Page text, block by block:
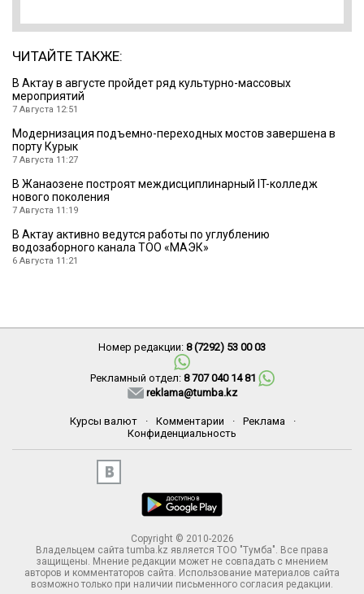
ЧИТАЙТЕ ТАКЖЕ:
В Актау в августе пройдет ряд культурно-массовых
мероприятий
7 Августа 12:51
Модернизация подъемно-переходных мостов завершена в
порту Курык
7 Августа 11:27
В Жанаозене построят междисциплинарный IT-колледж
нового поколения
7 Августа 11:19
В Актау активно ведутся работы по углублению
водозаборного канала ТОО «МАЭК»
6 Августа 11:21
Номер редакции: 8 (7292) 53 00 03
Рекламный отдел: 8 707 040 14 81
reklama@tumba.kz
Курсы валют · Комментарии · Реклама
·
Конфиденциальность
Copyright © 2010-2026
Владельцем сайта tumba.kz является ТОО "Тумба". Все права
защищены. Мнение редакции может не совпадать с мнением
авторов и комментаторов сайта. Использование материалов сайта
возможно только при наличии письменного согласия редакции.